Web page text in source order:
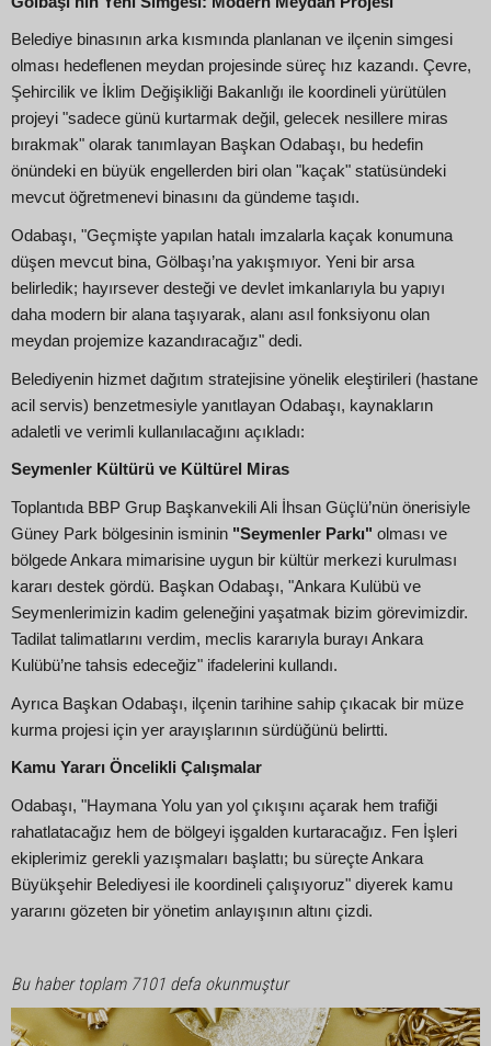
Belediye binasının arka kısmında planlanan ve ilçenin simgesi
olması hedeflenen meydan projesinde süreç hız kazandı. Çevre,
Şehircilik ve İklim Değişikliği Bakanlığı ile koordineli yürütülen
projeyi "sadece günü kurtarmak değil, gelecek nesillere miras
bırakmak" olarak tanımlayan Başkan Odabaşı, bu hedefin
önündeki en büyük engellerden biri olan "kaçak" statüsündeki
mevcut öğretmenevi binasını da gündeme taşıdı.
Odabaşı, "Geçmişte yapılan hatalı imzalarla kaçak konumuna
düşen mevcut bina, Gölbaşı’na yakışmıyor. Yeni bir arsa
belirledik; hayırsever desteği ve devlet imkanlarıyla bu yapıyı
daha modern bir alana taşıyarak, alanı asıl fonksiyonu olan
meydan projemize kazandıracağız" dedi.
Belediyenin hizmet dağıtım stratejisine yönelik eleştirileri (hastane
acil servis) benzetmesiyle yanıtlayan Odabaşı, kaynakların
adaletli ve verimli kullanılacağını açıkladı:
Seymenler Kültürü ve Kültürel Miras
Toplantıda BBP Grup Başkanvekili Ali İhsan Güçlü’nün önerisiyle
Güney Park bölgesinin isminin "Seymenler Parkı" olması ve
bölgede Ankara mimarisine uygun bir kültür merkezi kurulması
kararı destek gördü. Başkan Odabaşı, "Ankara Kulübü ve
Seymenlerimizin kadim geleneğini yaşatmak bizim görevimizdir.
Tadilat talimatlarını verdim, meclis kararıyla burayı Ankara
Kulübü’ne tahsis edeceğiz" ifadelerini kullandı.
Ayrıca Başkan Odabaşı, ilçenin tarihine sahip çıkacak bir müze
kurma projesi için yer arayışlarının sürdüğünü belirtti.
Kamu Yararı Öncelikli Çalışmalar
Odabaşı, "Haymana Yolu yan yol çıkışını açarak hem trafiği
rahatlatacağız hem de bölgeyi işgalden kurtaracağız. Fen İşleri
ekiplerimiz gerekli yazışmaları başlattı; bu süreçte Ankara
Büyükşehir Belediyesi ile koordineli çalışıyoruz" diyerek kamu
yararını gözeten bir yönetim anlayışının altını çizdi.
Bu haber toplam 7101 defa okunmuştur